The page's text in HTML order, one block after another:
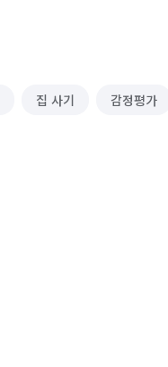
집 사기 감정평가